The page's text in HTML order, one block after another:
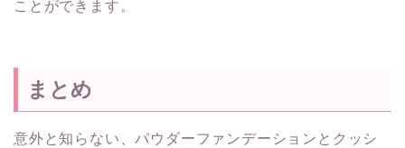
ことができます。
まとめ
意外と知らない、パウダーファンデーションとクッシ